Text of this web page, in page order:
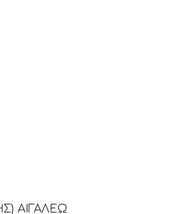
ΑΙΓΑΛΕΩ